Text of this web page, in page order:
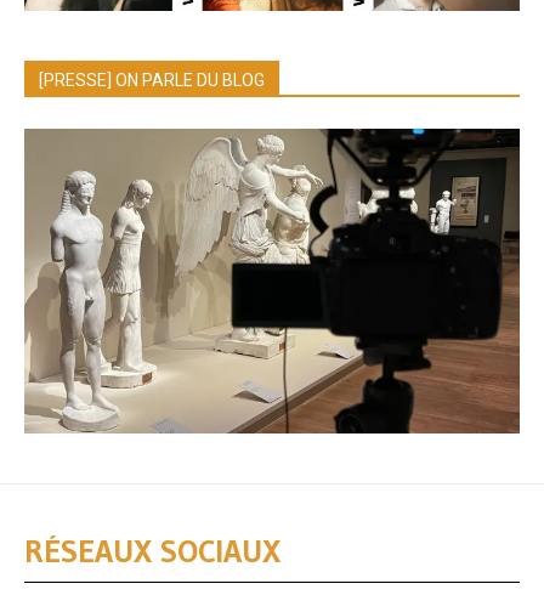
[PRESSE] ON PARLE DU BLOG
RÉSEAUX SOCIAUX